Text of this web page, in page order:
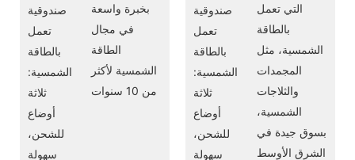
بخبرة واسعة
في مجال
الطاقة
الشمسية لأكثر
من 10 سنوات
التي تعمل
بالطاقة
الشمسية، مثل
المجمدات
والثلاجات
الشمسية،
بسوق جيدة في
الشرق الأوسط